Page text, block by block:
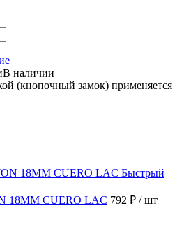
В наличии
(кнопочный замок) применяется
Быстрый
18MM CUERO LAC 792 ₽ / шт